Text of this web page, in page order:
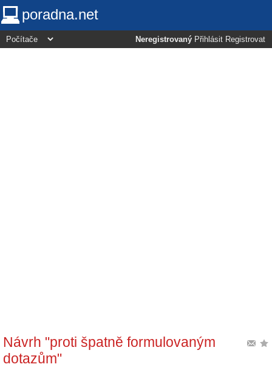
poradna.net
Neregistrovaný Přihlásit Registrovat
Návrh "proti špatně formulovaným
dotazům"